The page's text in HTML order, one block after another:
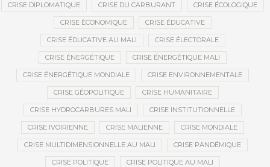
CRISE DIPLOMATIQUE CRISE DU CARBURANT CRISE ÉCOLOGIQUE
CRISE ÉCONOMIQUE CRISE ÉDUCATIVE
CRISE ÉDUCATIVE AU MALI CRISE ÉLECTORALE
CRISE ÉNERGÉTIQUE CRISE ÉNERGÉTIQUE MALI
CRISE ÉNERGÉTIQUE MONDIALE CRISE ENVIRONNEMENTALE
CRISE GÉOPOLITIQUE CRISE HUMANITAIRE
CRISE HYDROCARBURES MALI CRISE INSTITUTIONNELLE
CRISE IVOIRIENNE CRISE MALIENNE CRISE MONDIALE
CRISE MULTIDIMENSIONNELLE AU MALI CRISE PANDÉMIQUE
CRISE POLITIQUE CRISE POLITIQUE AU MALI